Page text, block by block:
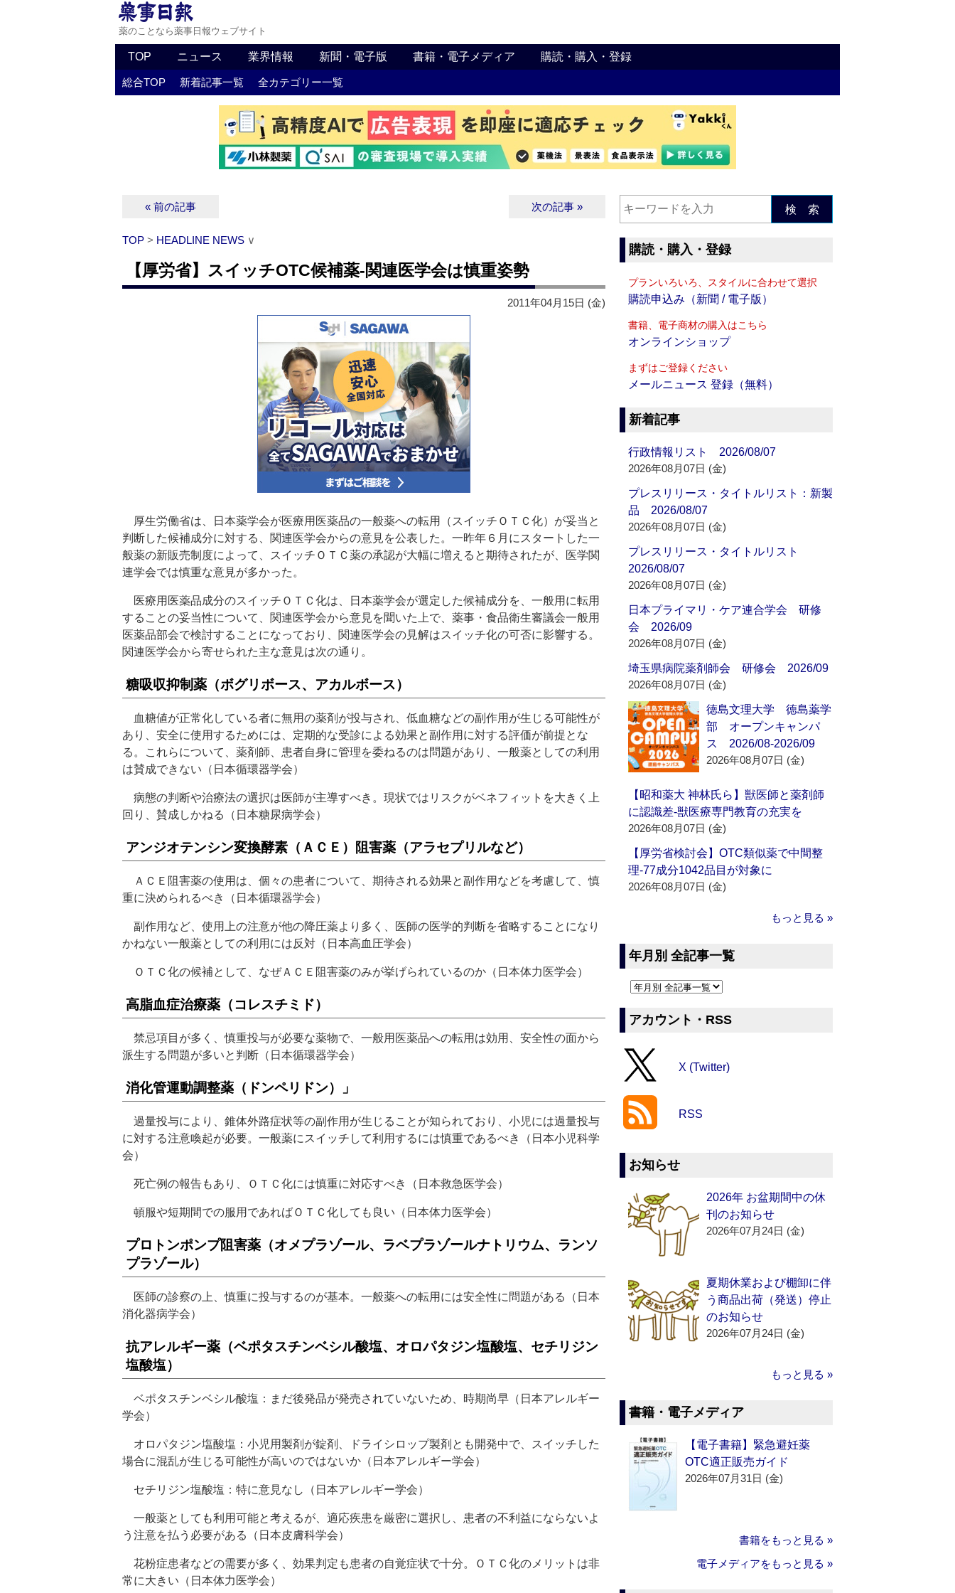
薬のことなら薬事日報ウェブサイト
TOP ニュース 業界情報 新聞・電子版 書籍・電子メディア 購読・購入・登録
総合TOP 新着記事一覧 全カテゴリー一覧
« 前の記事 次の記事 »
TOP > HEADLINE NEWS ∨
【厚労省】スイッチOTC候補薬‐関連医学会は慎重姿勢
2011年04月15日 (金)
厚生労働省は、日本薬学会が医療用医薬品の一般薬への転用（スイッチＯＴＣ化）が妥当と
判断した候補成分に対する、関連医学会からの意見を公表した。一昨年６月にスタートした一
般薬の新販売制度によって、スイッチＯＴＣ薬の承認が大幅に増えると期待されたが、医学関
連学会では慎重な意見が多かった。
医療用医薬品成分のスイッチＯＴＣ化は、日本薬学会が選定した候補成分を、一般用に転用
することの妥当性について、関連医学会から意見を聞いた上で、薬事・食品衛生審議会一般用
医薬品部会で検討することになっており、関連医学会の見解はスイッチ化の可否に影響する。
関連医学会から寄せられた主な意見は次の通り。
糖吸収抑制薬（ボグリボース、アカルボース）
血糖値が正常化している者に無用の薬剤が投与され、低血糖などの副作用が生じる可能性が
あり、安全に使用するためには、定期的な受診による効果と副作用に対する評価が前提とな
る。これらについて、薬剤師、患者自身に管理を委ねるのは問題があり、一般薬としての利用
は賛成できない（日本循環器学会）
病態の判断や治療法の選択は医師が主導すべき。現状ではリスクがベネフィットを大きく上
回り、賛成しかねる（日本糖尿病学会）
アンジオテンシン変換酵素（ＡＣＥ）阻害薬（アラセプリルなど）
ＡＣＥ阻害薬の使用は、個々の患者について、期待される効果と副作用などを考慮して、慎
重に決められるべき（日本循環器学会）
副作用など、使用上の注意が他の降圧薬より多く、医師の医学的判断を省略することになり
かねない一般薬としての利用には反対（日本高血圧学会）
ＯＴＣ化の候補として、なぜＡＣＥ阻害薬のみが挙げられているのか（日本体力医学会）
高脂血症治療薬（コレスチミド）
禁忌項目が多く、慎重投与が必要な薬物で、一般用医薬品への転用は効用、安全性の面から
派生する問題が多いと判断（日本循環器学会）
消化管運動調整薬（ドンペリドン）」
過量投与により、錐体外路症状等の副作用が生じることが知られており、小児には過量投与
に対する注意喚起が必要。一般薬にスイッチして利用するには慎重であるべき（日本小児科学
会）
死亡例の報告もあり、ＯＴＣ化には慎重に対応すべき（日本救急医学会）
頓服や短期間での服用であればＯＴＣ化しても良い（日本体力医学会）
プロトンポンプ阻害薬（オメプラゾール、ラベプラゾールナトリウム、ランソ
プラゾール）
医師の診察の上、慎重に投与するのが基本。一般薬への転用には安全性に問題がある（日本
消化器病学会）
抗アレルギー薬（ベポタスチンベシル酸塩、オロパタジン塩酸塩、セチリジン
塩酸塩）
ベポタスチンベシル酸塩：まだ後発品が発売されていないため、時期尚早（日本アレルギー
学会）
オロパタジン塩酸塩：小児用製剤が錠剤、ドライシロップ製剤とも開発中で、スイッチした
場合に混乱が生じる可能性が高いのではないか（日本アレルギー学会）
セチリジン塩酸塩：特に意見なし（日本アレルギー学会）
一般薬としても利用可能と考えるが、適応疾患を厳密に選択し、患者の不利益にならないよ
う注意を払う必要がある（日本皮膚科学会）
花粉症患者などの需要が多く、効果判定も患者の自覚症状で十分。ＯＴＣ化のメリットは非
常に大きい（日本体力医学会）
検 索
購読・購入・登録
プランいろいろ、スタイルに合わせて選択
購読申込み（新聞 / 電子版）
書籍、電子商材の購入はこちら
オンラインショップ
まずはご登録ください
メールニュース 登録（無料）
新着記事
行政情報リスト 2026/08/07
2026年08月07日 (金)
プレスリリース・タイトルリスト：新製
品 2026/08/07
2026年08月07日 (金)
プレスリリース・タイトルリスト
2026/08/07
2026年08月07日 (金)
日本プライマリ・ケア連合学会 研修
会 2026/09
2026年08月07日 (金)
埼玉県病院薬剤師会 研修会 2026/09
2026年08月07日 (金)
徳島文理大学 徳島薬学
部 オープンキャンパ
ス 2026/08-2026/09
2026年08月07日 (金)
【昭和薬大 神林氏ら】獣医師と薬剤師
に認識差‐獣医療専門教育の充実を
2026年08月07日 (金)
【厚労省検討会】OTC類似薬で中間整
理‐77成分1042品目が対象に
2026年08月07日 (金)
もっと見る »
年月別 全記事一覧
アカウント・RSS
X (Twitter)
RSS
お知らせ
2026年 お盆期間中の休
刊のお知らせ
2026年07月24日 (金)
夏期休業および棚卸に伴
う商品出荷（発送）停止
のお知らせ
2026年07月24日 (金)
もっと見る »
書籍・電子メディア
【電子書籍】緊急避妊薬
OTC適正販売ガイド
2026年07月31日 (金)
書籍をもっと見る »
電子メディアをもっと見る »